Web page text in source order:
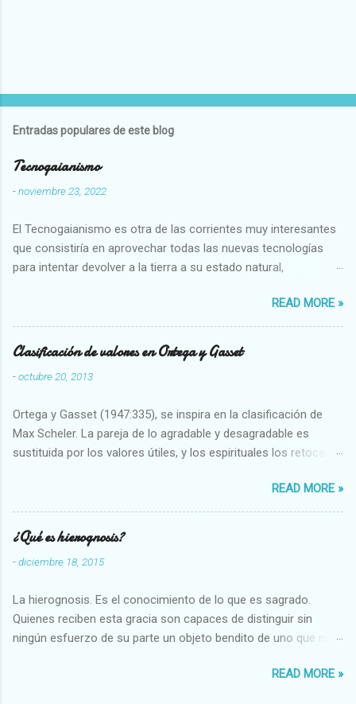
Entradas populares de este blog
Tecnogaianismo
-noviembre 23, 2022
El Tecnogaianismo es otra de las corrientes muy interesantes
que consistiría en aprovechar todas las nuevas tecnologías
para intentar devolver a la tierra a su estado natural,
READ MORE »
Clasificación de valores en Ortega y Gasset
-octubre 20, 2013
Ortega y Gasset (1947:335), se inspira en la clasificación de
Max Scheler. La pareja de lo agradable y desagradable es
sustituida por los valores útiles, y los espirituales los retoca.
Abundante-Escaso,etc 2 VITALES Sano-Enfermo Selecto-
Vulgar Enérgico-Inerte Fuerte-Débil,etc. 3 ESPIRITUALES a)
Intelectuales Conocimiento-Error Exacto-Aproximado
Evidente-Probable,etc b) Morales Bueno-malo Bondadoso-
malvado Justo-Injusto Escrupuloso-Relajado Leal-Desleal,etc.
Armonioso-Inarmonioso 4 RELIGIOSOS Santo-Pr...
READ MORE »
¿Qué es hierognosis?
-diciembre 18, 2015
La hierognosis. Es el conocimiento de lo que es sagrado.
Quienes reciben esta gracia son capaces de distinguir sin
ningún esfuerzo de su parte un objeto bendito de uno que no
READ MORE »